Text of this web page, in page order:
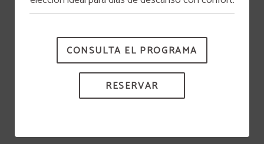
Patrimonio
junio.
CONSULTA EL PROGRAMA
RESERVAR